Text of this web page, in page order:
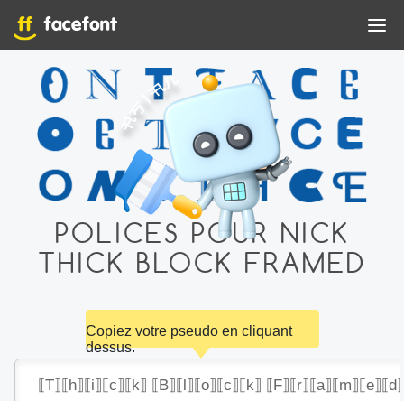
POLICES POUR NICK
THICK BLOCK FRAMED
Copiez votre pseudo en cliquant
dessus.